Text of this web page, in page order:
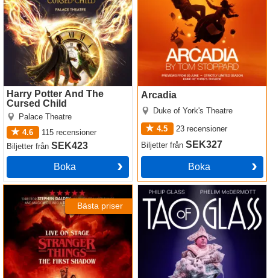
Harry Potter And The
Cursed Child
Palace Theatre
4.6
115 recensioner
Biljetter från SEK423
Boka
Arcadia
Duke of York's Theatre
4.5
23 recensioner
BiljetterfrånSEK327
Boka
Bästa priser
Stranger Things: The First
Shadow
Tao Of Glass